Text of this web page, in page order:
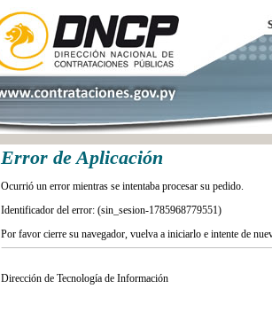
Error de Aplicación
Ocurrió un error mientras se intentaba procesar su pedido.
Identificador del error: (sin_sesion-1785968779551)
Por favor cierre su navegador, vuelva a iniciarlo e intente de
Dirección de Tecnología de Información